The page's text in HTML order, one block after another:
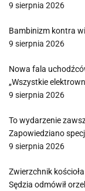
9 sierpnia 2026
Bambinizm kontra
9 sierpnia 2026
Nowa fala
„Wszystkie
9 sierpnia 2026
To wydarzenie
Zapowiedziano
9 sierpnia 2026
Zwierzchnik
Sędzia odmówił